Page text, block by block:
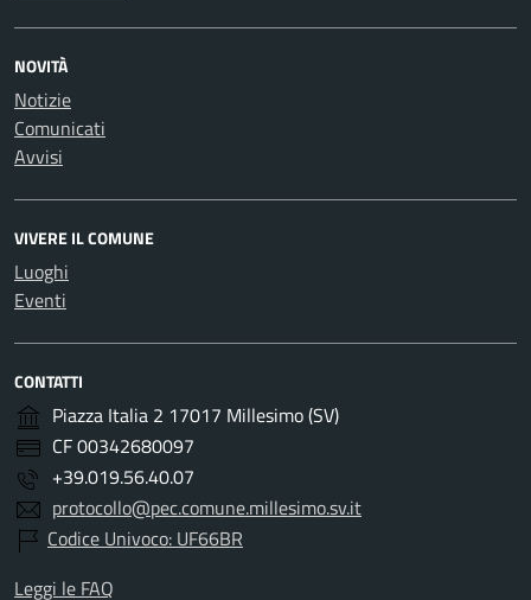
NOVITÀ
Notizie
Comunicati
Avvisi
VIVERE IL COMUNE
Luoghi
Eventi
CONTATTI
Piazza Italia 2 17017 Millesimo (SV)
CF 00342680097
+39.019.56.40.07
protocollo@pec.comune.millesimo.sv.it
Codice Univoco: UF66BR
Leggi le FAQ